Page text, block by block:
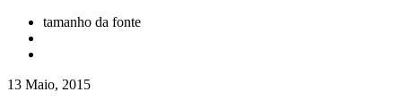
tamanho da fonte
13 Maio, 2015